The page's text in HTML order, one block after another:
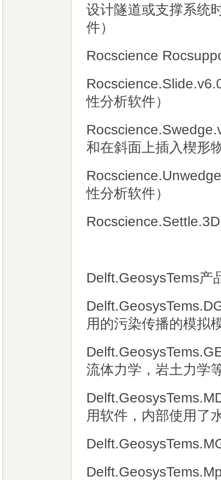
设计隧道或支撑系统
件）
Rocscience
性分析软件）
和在斜面上插入楔形
性分析软件）
Delft.GeosysTems产
用的污染传播的模拟
流体力学，岩土力学
用软件，内部使用了